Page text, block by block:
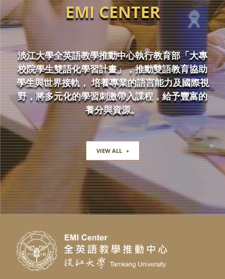
EMI CENTER
淡江大學全英語教學推動中心執行教育部「大專
校院學生雙語化學習計畫」，推動雙語教育協助
學生與世界接軌， 培養專業的語言能力及國際視
野，將多元化的學習刺激帶入課程，給予豐富的
養分與資源。
VIEW ALL +